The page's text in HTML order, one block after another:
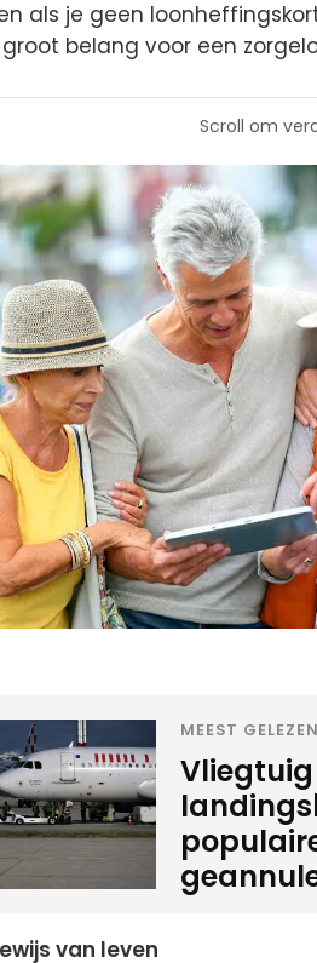
als je geen
belang voor een
Scroll om
MEEST
van leven